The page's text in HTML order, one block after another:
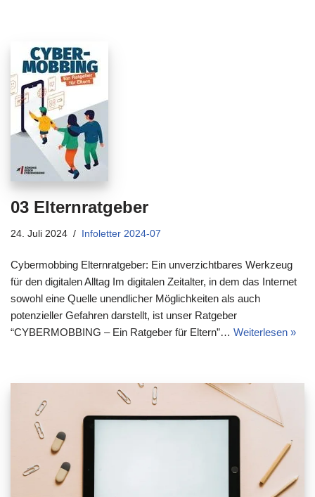
03 Elternratgeber
24. Juli 2024 Infoletter 2024-07
Cybermobbing Elternratgeber: Ein unverzichtbares Werkzeug
für den digitalen Alltag Im digitalen Zeitalter, in dem das Internet
sowohl eine Quelle unendlicher Möglichkeiten als auch
potenzieller Gefahren darstellt, ist unser Ratgeber
“CYBERMOBBING – Ein Ratgeber für Eltern”… Weiterlesen »